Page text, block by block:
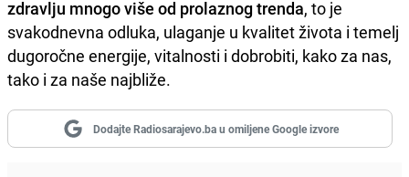
zdravlju mnogo više od prolaznog trenda, to je
svakodnevna odluka, ulaganje u kvalitet života i temelj
dugoročne energije, vitalnosti i dobrobiti, kako za nas,
tako i za naše najbliže.
Dodajte Radiosarajevo.ba u omiljene Google izvore